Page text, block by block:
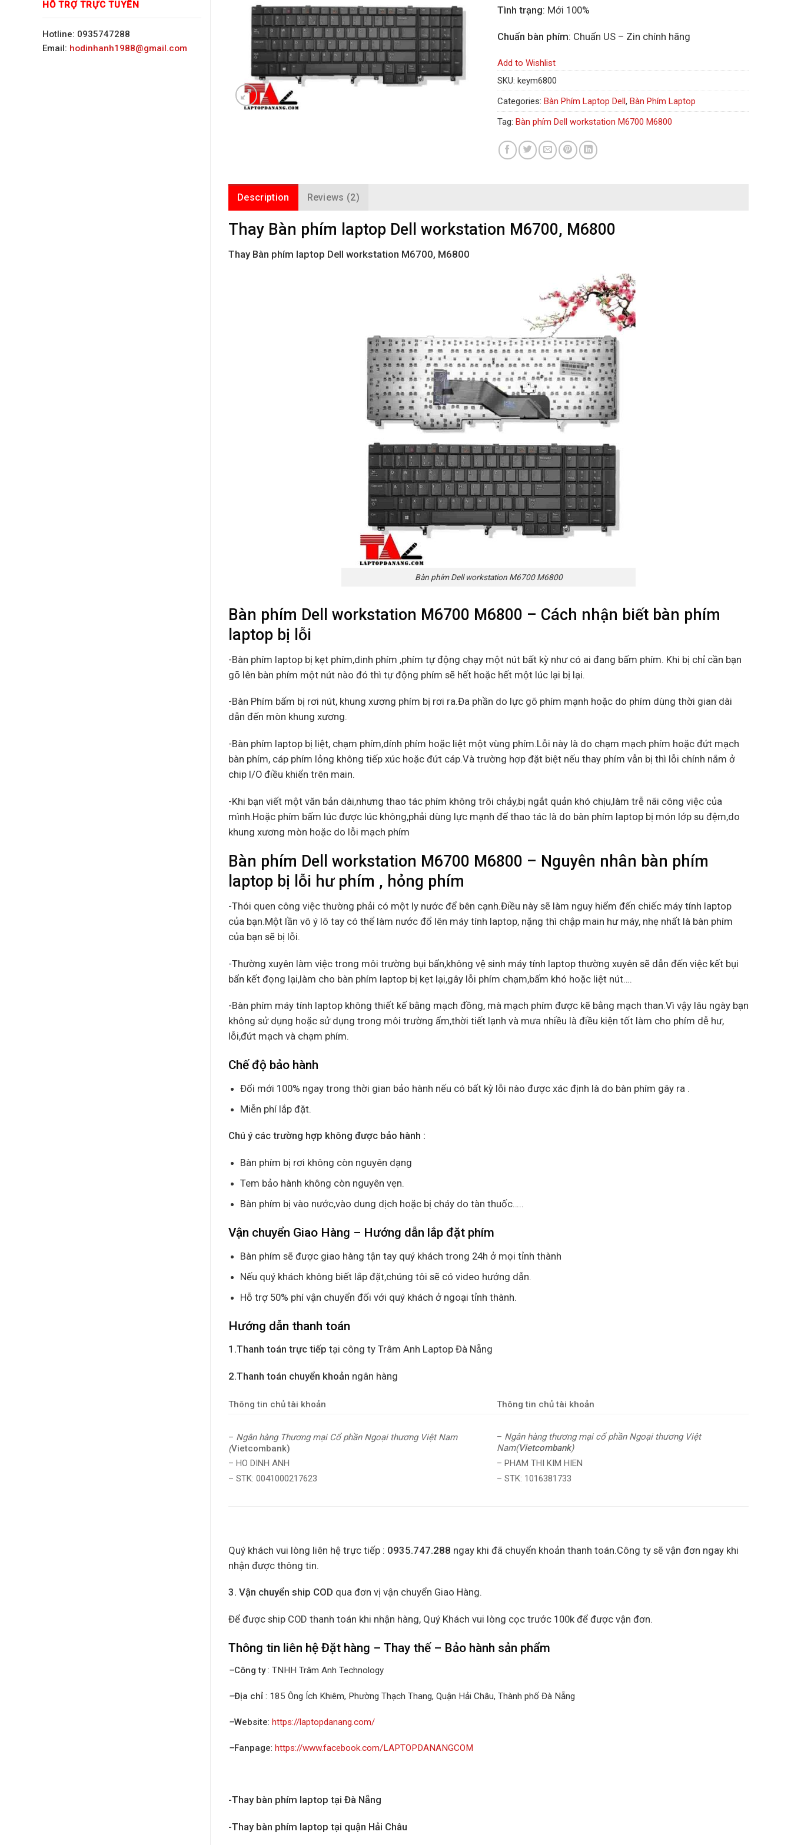
HỖ TRỢ TRỰC TUYẾN
Hotline: 0935747288
Email: hodinhanh1988@gmail.com
Tình trạng: Mới 100%
Chuẩn bàn phím: Chuẩn US – Zin chính hãng
Add to Wishlist
SKU: keym6800
Categories: Bàn Phím Laptop Dell, Bàn Phím Laptop
Tag: Bàn phím Dell workstation M6700 M6800
Description Reviews (2)
Thay Bàn phím laptop Dell workstation M6700, M6800
Thay Bàn phím laptop Dell workstation M6700, M6800
Bàn phím Dell workstation M6700 M6800
Bàn phím Dell workstation M6700 M6800 – Cách nhận biết bàn phím
laptop bị lỗi
-Bàn phím laptop bị kẹt phím,dinh phím ,phím tự động chạy một nút bất kỳ như có ai đang bấm phím. Khi bị chỉ cần bạn
gõ lên bàn phím một nút nào đó thì tự động phím sẽ hết hoặc hết một lúc lại bị lại.
-Bàn Phím bấm bị rơi nút, khung xương phím bị rơi ra.Đa phần do lực gõ phím mạnh hoặc do phím dùng thời gian dài
dẫn đến mòn khung xương.
-Bàn phím laptop bị liệt, chạm phím,dính phím hoặc liệt một vùng phím.Lỗi này là do chạm mạch phím hoặc đứt mạch
bàn phím, cáp phím lỏng không tiếp xúc hoặc đứt cáp.Và trường hợp đặt biệt nếu thay phím vẫn bị thì lỗi chính nắm ở
chip I/O điều khiển trên main.
-Khi bạn viết một văn bản dài,nhưng thao tác phím không trôi chảy,bị ngắt quản khó chịu,làm trễ nãi công việc của
mình.Hoặc phím bấm lúc được lúc không,phải dùng lực mạnh để thao tác là do bàn phím laptop bị món lớp su đệm,do
khung xương mòn hoặc do lỗi mạch phím
Bàn phím Dell workstation M6700 M6800 – Nguyên nhân bàn phím
laptop bị lỗi hư phím , hỏng phím
-Thói quen công việc thường phải có một ly nước để bên cạnh.Điều này sẽ làm nguy hiểm đến chiếc máy tính laptop
của bạn.Một lần vô ý lõ tay có thể làm nước đổ lên máy tính laptop, nặng thì chập main hư máy, nhẹ nhất là bàn phím
của bạn sẽ bị lỗi.
-Thường xuyên làm việc trong môi trường bụi bẩn,không vệ sinh máy tính laptop thường xuyên sẽ dẫn đến việc kết bụi
bẩn kết đọng lại,làm cho bàn phím laptop bị kẹt lại,gây lỗi phím chạm,bấm khó hoặc liệt nút….
-Bàn phím máy tính laptop không thiết kế bằng mạch đồng, mà mạch phím được kẽ bằng mạch than.Vì vậy lâu ngày bạn
không sử dụng hoặc sử dụng trong môi trường ẩm,thời tiết lạnh và mưa nhiều là điều kiện tốt làm cho phím dễ hư,
lỗi,đứt mạch và chạm phím.
Chế độ bảo hành
Đổi mới 100% ngay trong thời gian bảo hành nếu có bất kỳ lỗi nào được xác định là do bàn phím gây ra .
Miễn phí lắp đặt.
Chú ý các trường hợp không được bảo hành :
Bàn phím bị rơi không còn nguyên dạng
Tem bảo hành không còn nguyên vẹn.
Bàn phím bị vào nước,vào dung dịch hoặc bị cháy do tàn thuốc…..
Vận chuyển Giao Hàng – Hướng dẫn lắp đặt phím
Bàn phím sẽ được giao hàng tận tay quý khách trong 24h ở mọi tỉnh thành
Nếu quý khách không biết lắp đặt,chúng tôi sẽ có video hướng dẫn.
Hỗ trợ 50% phí vận chuyển đối với quý khách ở ngoại tỉnh thành.
Hướng dẫn thanh toán
1.Thanh toán trực tiếp tại công ty Trâm Anh Laptop Đà Nẵng
2.Thanh toán chuyển khoản ngân hàng
Thông tin chủ tài khoản Thông tin chủ tài khoản
– Ngân hàng Thương mại Cổ phần Ngoại thương Việt Nam
(Vietcombank)
– HO DINH ANH
– STK: 0041000217623
– Ngân hàng thương mại cổ phần Ngoại thương Việt
Nam(Vietcombank)
– PHAM THI KIM HIEN
– STK: 1016381733
Quý khách vui lòng liên hệ trực tiếp : 0935.747.288 ngay khi đã chuyển khoản thanh toán.Công ty sẽ vận đơn ngay khi
nhận được thông tin.
3. Vận chuyển ship COD qua đơn vị vận chuyển Giao Hàng.
Để được ship COD thanh toán khi nhận hàng, Quý Khách vui lòng cọc trước 100k để được vận đơn.
Thông tin liên hệ Đặt hàng – Thay thế – Bảo hành sản phẩm
–Công ty: TNHH Trâm Anh Technology
–Địa chỉ : 185 Ông Ích Khiêm, Phường Thạch Thang, Quận Hải Châu, Thành phố Đà Nẵng
–Website: https://laptopdanang.com/
–Fanpage: https://www.facebook.com/LAPTOPDANANGCOM
-Thay bàn phím laptop tại Đà Nẵng
-Thay bàn phím laptop tại quận Hải Châu